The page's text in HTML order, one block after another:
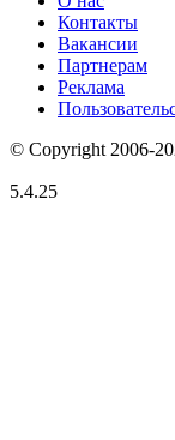
Контакты
Вакансии
Партнерам
Реклама
© Copyright 2006-
5.4.25